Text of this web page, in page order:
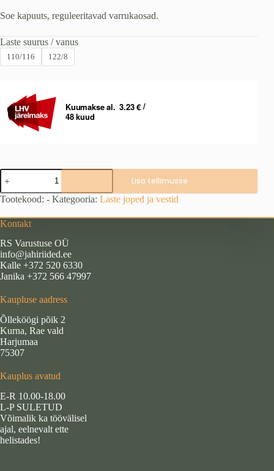
Soe kapuuts, reguleeritavad varrukaosad.
Laste suurus / vanus
110/116 122/8
WADERA
laste
jope,
camo
110,
cm)
kogus
Lisa tellimusse
Tootekood: - Kategooria: Laste joped ja vestid
Kontakt
RS Varustuse OÜ
info@jahiriided.ee
Kalle +372 520 6330
Janika +372 566 47997
Kaupluse aadress
Õlleköögi põik 2
Kurna, Rae vald
Harjumaa
75307
Kauplus avatud
E-R 10.00-18.00
L-P SULETUD
Võimalik ka töövälisel
ajal, eelnevalt ette
helistades!